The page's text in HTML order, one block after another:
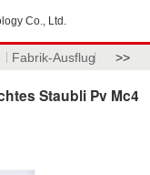
Co., Ltd.
Fabrik-Ausflug >>
Staubli Pv Mc4